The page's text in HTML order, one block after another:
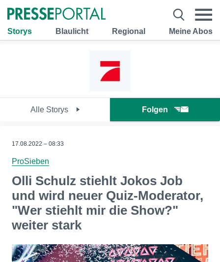
Storys Blaulicht Regional Meine Abos
Alle Storys Folgen
17.08.2022 – 08:33
ProSieben
Olli Schulz stiehlt Jokos Job
und wird neuer Quiz-Moderator,
"Wer stiehlt mir die Show?"
weiter stark